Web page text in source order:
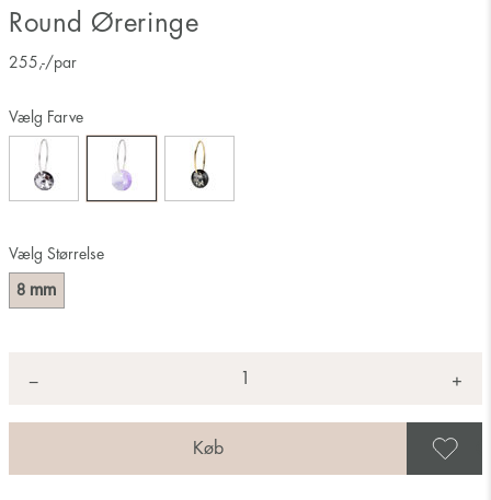
Round Øreringe
255 ,-/par
Vælg Størrelse
8 mm
Vælg Farve
− +